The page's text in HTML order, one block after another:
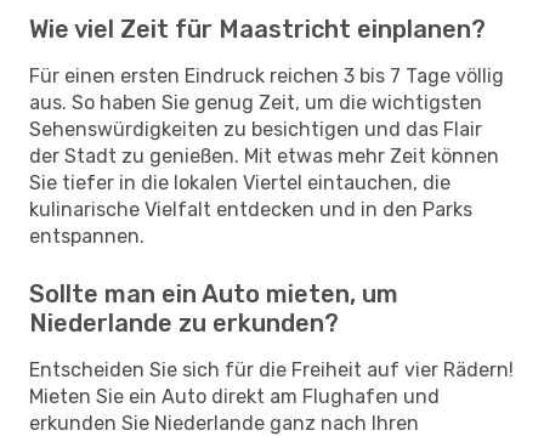
Wie viel Zeit für Maastricht einplanen?
Für einen ersten Eindruck reichen 3 bis 7 Tage völlig
aus. So haben Sie genug Zeit, um die wichtigsten
Sehenswürdigkeiten zu besichtigen und das Flair
der Stadt zu genießen. Mit etwas mehr Zeit können
Sie tiefer in die lokalen Viertel eintauchen, die
kulinarische Vielfalt entdecken und in den Parks
entspannen.
Sollte man ein Auto mieten, um
Niederlande zu erkunden?
Entscheiden Sie sich für die Freiheit auf vier Rädern!
Mieten Sie ein Auto direkt am Flughafen und
erkunden Sie Niederlande ganz nach Ihren